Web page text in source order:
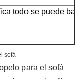
todo se puede
sofá
para el sofá